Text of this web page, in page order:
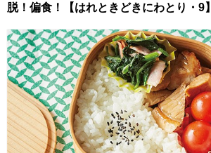
脱！偏食！【はれときどきにわとり・9】